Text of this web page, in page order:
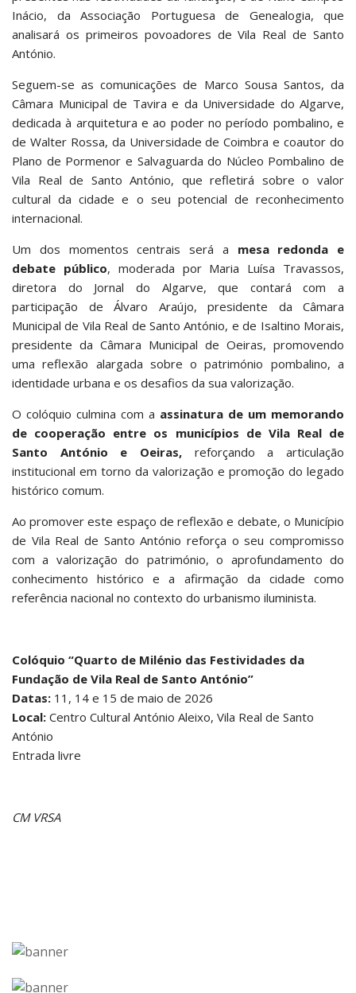
Inácio, da Associação Portuguesa de Genealogia, que
analisará os primeiros povoadores de Vila Real de Santo
António.
Seguem-se as comunicações de Marco Sousa Santos, da
Câmara Municipal de Tavira e da Universidade do Algarve,
dedicada à arquitetura e ao poder no período pombalino, e
de Walter Rossa, da Universidade de Coimbra e coautor do
Plano de Pormenor e Salvaguarda do Núcleo Pombalino de
Vila Real de Santo António, que refletirá sobre o valor
cultural da cidade e o seu potencial de reconhecimento
internacional.
Um dos momentos centrais será a mesa redonda e
debate público, moderada por Maria Luísa Travassos,
diretora do Jornal do Algarve, que contará com a
participação de Álvaro Araújo, presidente da Câmara
Municipal de Vila Real de Santo António, e de Isaltino Morais,
presidente da Câmara Municipal de Oeiras, promovendo
uma reflexão alargada sobre o património pombalino, a
identidade urbana e os desafios da sua valorização.
O colóquio culmina com a assinatura de um memorando
de cooperação entre os municípios de Vila Real de
Santo António e Oeiras, reforçando a articulação
institucional em torno da valorização e promoção do legado
histórico comum.
Ao promover este espaço de reflexão e debate, o Município
de Vila Real de Santo António reforça o seu compromisso
com a valorização do património, o aprofundamento do
conhecimento histórico e a afirmação da cidade como
referência nacional no contexto do urbanismo iluminista.
Colóquio “Quarto de Milénio das Festividades da
Fundação de Vila Real de Santo António”
Datas: 11, 14 e 15 de maio de 2026
Local: Centro Cultural António Aleixo, Vila Real de Santo
António
Entrada livre
CM VRSA